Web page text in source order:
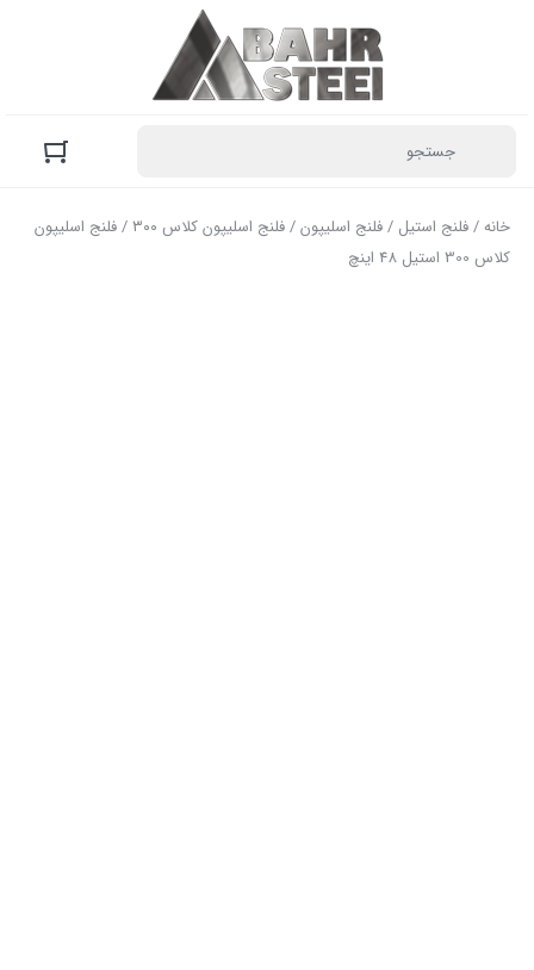
خانه/فلنج استیل /فلنج اسلیپون/فلنج اسلیپون کلاس ۳۰۰
/ فلنج اسلیپون
کلاس 300 استیل 48 اینچ